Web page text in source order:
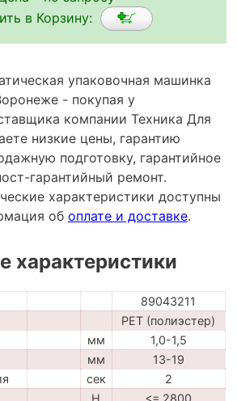
в Корзину:
упаковочная машинка
- покупая у
компании Техника Для
низкие цены, гарантию
подготовку, гарантийное
гарантийный ремонт.
характеристики доступны
об оплате и доставке.
характеристики
89043211
PET (полиэстер)
мм
1,0-1,5
мм
13-19
сек
2
H
<= 2800